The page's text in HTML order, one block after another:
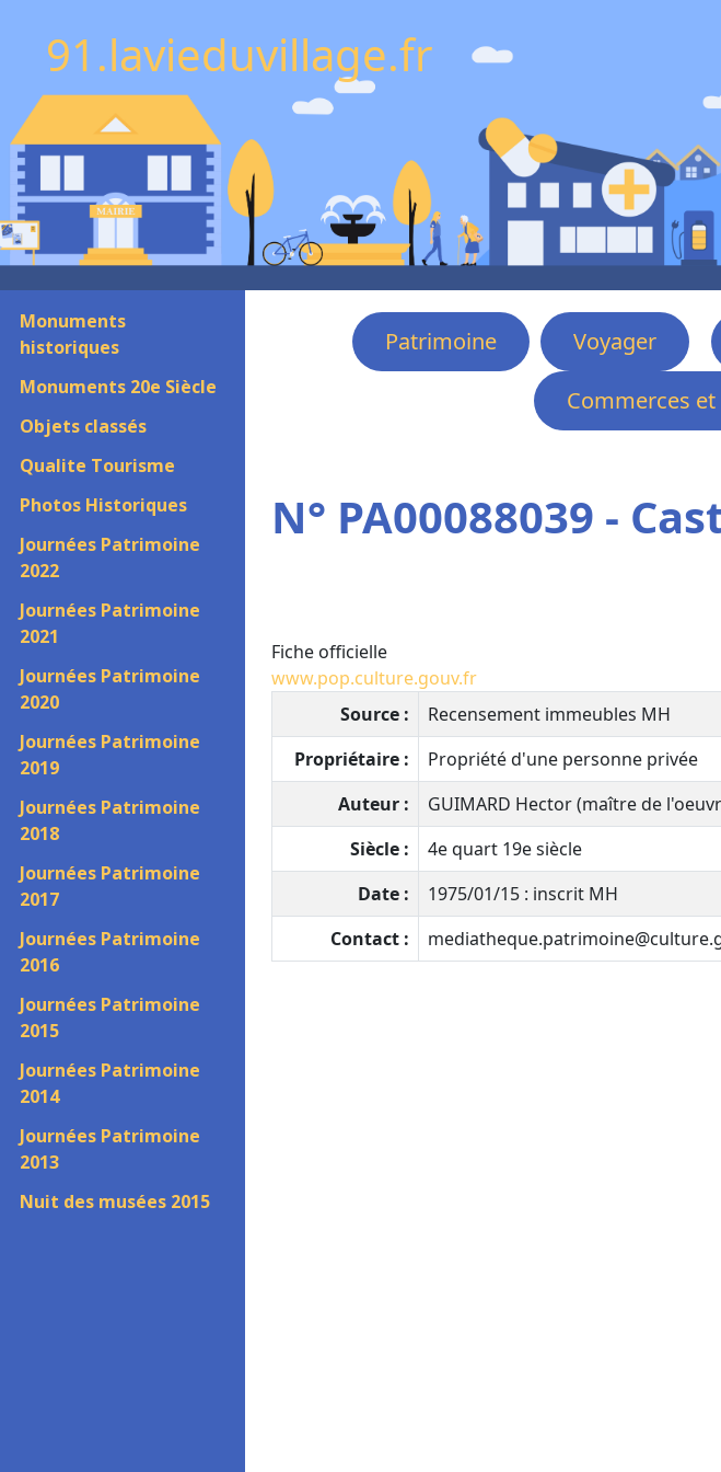
91.lavieduvillage.fr
Monuments
historiques
Monuments 20e Siècle
Objets classés
Qualite Tourisme
Photos Historiques
Journées Patrimoine
2022
Journées Patrimoine
2021
Journées Patrimoine
2020
Journées Patrimoine
2019
Journées Patrimoine
2018
Journées Patrimoine
2017
Journées Patrimoine
2016
Journées Patrimoine
2015
Journées Patrimoine
2014
Journées Patrimoine
2013
Nuit des musées 2015
Patrimoine Voyager
Commerces et
N° PA00088039 -
Fiche officielle
www.pop.culture.gouv.fr
Source :
Recensement immeubles MH
Propriétaire :
Propriété d'une personne privée
Auteur :
GUIMARD Hector (maître de
Siècle :
4e quart 19e siècle
Date :
1975/01/15 : inscrit MH
Contact :